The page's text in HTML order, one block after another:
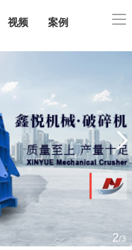
视频 案例
导
公司简介
售后服务
联系我们
2/3